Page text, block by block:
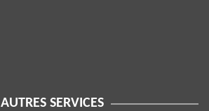
AUTRES SERVICES